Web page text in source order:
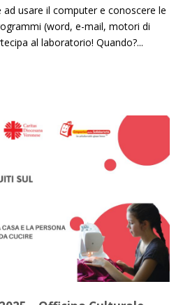
ad usare il computer e conoscere le
(word, e-mail, motori di
al laboratorio! Quando?...